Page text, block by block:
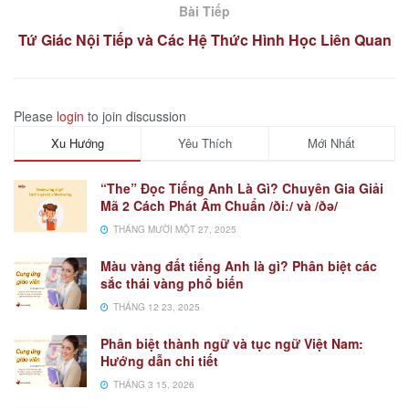
Bài Tiếp
Tứ Giác Nội Tiếp và Các Hệ Thức Hình Học Liên Quan
Please login to join discussion
Xu Hướng Yêu Thích Mới Nhất
“The” Đọc Tiếng Anh Là Gì? Chuyên Gia Giải
Mã 2 Cách Phát Âm Chuẩn /ðiː/ và /ðə/
THÁNG MƯỜI MỘT 27, 2025
Màu vàng đất tiếng Anh là gì? Phân biệt các
sắc thái vàng phổ biến
THÁNG 12 23, 2025
Phân biệt thành ngữ và tục ngữ Việt Nam:
Hướng dẫn chi tiết
THÁNG 3 15, 2026